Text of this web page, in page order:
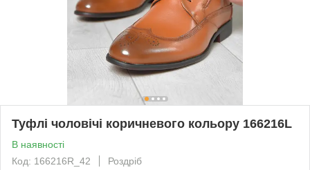
Туфлі чоловічі коричневого кольору 166216L
В наявності
Код: 166216R_42
Роздріб